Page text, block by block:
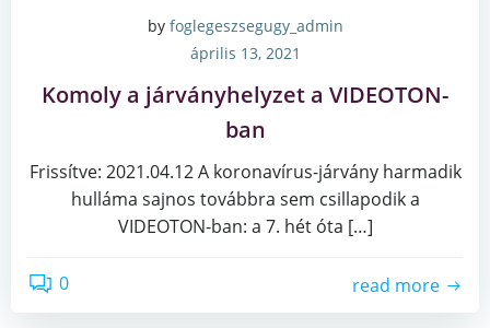
by foglegeszsegugy_admin
április 13, 2021
Komoly a járványhelyzet a VIDEOTON-
ban
Frissítve: 2021.04.12 A koronavírus-járvány harmadik
hulláma sajnos továbbra sem csillapodik a
VIDEOTON-ban: a 7. hét óta […]
0 read more